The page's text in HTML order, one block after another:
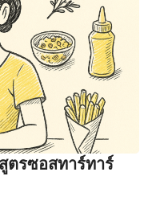
รซอสทาร์ทาร์